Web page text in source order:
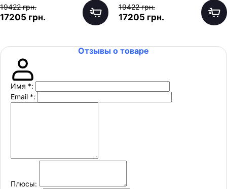
19422 грн.
17205 грн.
19422 грн.
17205 грн.
Отзывы о товаре
Имя *:
Email *:
Плюсы: